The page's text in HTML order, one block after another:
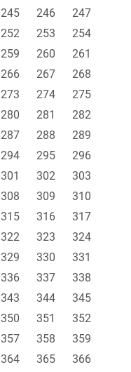
245 246
247
252 253
254
259 260
261
266 267
268
273 274
275
280 281
282
287 288
289
294 295
296
301 302
303
308 309
310
315 316
317
322 323
324
329 330
331
336 337
338
343 344
345
350 351
352
357 358
359
364 365
366